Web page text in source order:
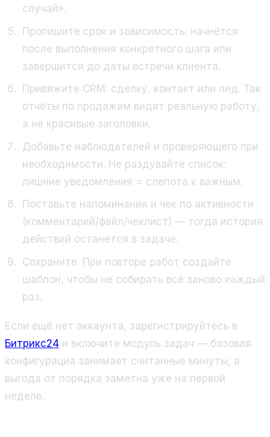
случай».
Пропишите срок и зависимость: начнётся
после выполнения конкретного шага или
завершится до даты встречи клиента.
Привяжите CRM: сделку, контакт или лид. Так
отчёты по продажам видят реальную работу,
а не красивые заголовки.
Добавьте наблюдателей и проверяющего при
необходимости. Не раздувайте список:
лишние уведомления = слепота к важным.
Поставьте напоминания и чек по активности
(комментарий/файл/чеклист) — тогда история
действий останется в задаче.
Сохраните. При повторе работ создайте
шаблон, чтобы не собирать всё заново каждый
раз.
Если ещё нет аккаунта, зарегистрируйтесь в
Битрикс24 и включите модуль задач — базовая
конфигурация занимает считанные минуты, а
выгода от порядка заметна уже на первой
неделе.